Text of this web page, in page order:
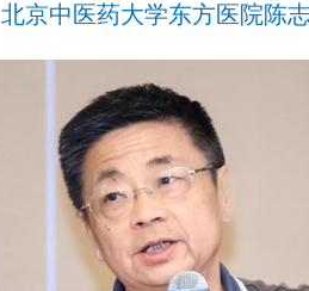
北京中医药大学东方医院陈